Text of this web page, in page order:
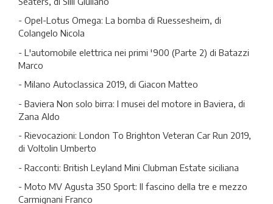
- Opel-Lotus Omega: La bomba di Ruessesheim, di
Colangelo Nicola
- L'automobile elettrica nei primi '900 (Parte 2) di Batazzi
Marco
- Milano Autoclassica 2019, di Giacon Matteo
- Baviera Non solo birra: I musei del motore in Baviera, di
Zana Aldo
- Rievocazioni: London To Brighton Veteran Car Run 2019,
di Voltolin Umberto
- Racconti: British Leyland Mini Clubman Estate siciliana
- Moto MV Agusta 350 Sport: Il fascino della tre e mezzo
Carmignani Franco